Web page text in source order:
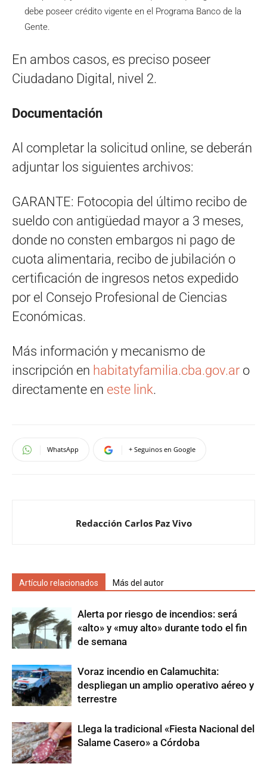
debe poseer crédito vigente en el Programa Banco de la
Gente.
En ambos casos, es preciso poseer
Ciudadano Digital, nivel 2.
Documentación
Al completar la solicitud online, se deberán
adjuntar los siguientes archivos:
GARANTE: Fotocopia del último recibo de
sueldo con antigüedad mayor a 3 meses,
donde no consten embargos ni pago de
cuota alimentaria, recibo de jubilación o
certificación de ingresos netos expedido
por el Consejo Profesional de Ciencias
Económicas.
Más información y mecanismo de
inscripción en habitatyfamilia.cba.gov.ar o
directamente en este link.
WhatsApp + Seguinos en Google
Redacción Carlos Paz Vivo
Artículo relacionados Más del autor
Alerta por riesgo de incendios: será
«alto» y «muy alto» durante todo el fin
de semana
Voraz incendio en Calamuchita:
despliegan un amplio operativo aéreo y
terrestre
Llega la tradicional «Fiesta Nacional del
Salame Casero» a Córdoba